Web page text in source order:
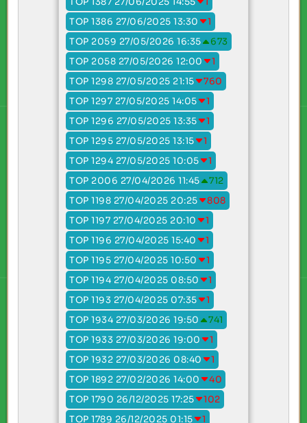
TOP 1386 27/06/2025 13:30
1
TOP 2059 27/05/2026 16:35
673
TOP 2058 27/05/2026 12:00
1
TOP 1298 27/05/2025 21:15
760
TOP 1297 27/05/2025 14:05
1
TOP 1296 27/05/2025 13:35
1
TOP 1295 27/05/2025 13:15
1
TOP 1294 27/05/2025 10:05
1
TOP 2006 27/04/2026 11:45
712
TOP 1198 27/04/2025 20:25
808
TOP 1197 27/04/2025 20:10
1
TOP 1196 27/04/2025 15:40
1
TOP 1195 27/04/2025 10:50
1
TOP 1194 27/04/2025 08:50
1
TOP 1193 27/04/2025 07:35
1
TOP 1934 27/03/2026 19:50
741
TOP 1933 27/03/2026 19:00
1
TOP 1932 27/03/2026 08:40
1
TOP 1892 27/02/2026 14:00
40
TOP 1790 26/12/2025 17:25
102
TOP 1789 26/12/2025 01:15
1